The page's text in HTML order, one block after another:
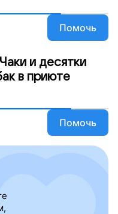
Помочь
и десятки
в приюте
Помочь